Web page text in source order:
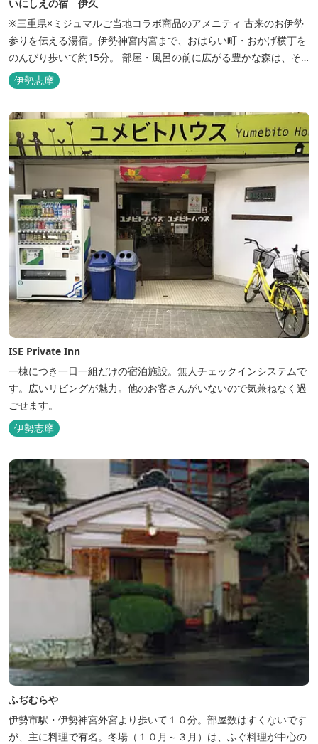
いにしえの宿 伊久
※三重県×ミジュマルご当地コラボ商品のアメニティ 古来のお伊勢
参りを伝える湯宿。伊勢神宮内宮まで、おはらい町・おかげ横丁を
のんびり歩いて約15分。 部屋・風呂の前に広がる豊かな森は、そ
のまま内宮の森へと連なっています。 お伊勢さんとつながってい
る・・そんな気持ちになる宿です。 館内には2つの大浴場と趣の異
なる３つの貸切露天風呂を楽しめます。
伊勢志摩
ISE Private Inn
一棟につき一日一組だけの宿泊施設。無人チェックインシステムで
す。広いリビングが魅力。他のお客さんがいないので気兼ねなく過
ごせます。
伊勢志摩
ふぢむらや
伊勢市駅・伊勢神宮外宮より歩いて１０分。部屋数はすくないです
が、主に料理で有名。冬場（１０月～３月）は、ふぐ料理が中心の